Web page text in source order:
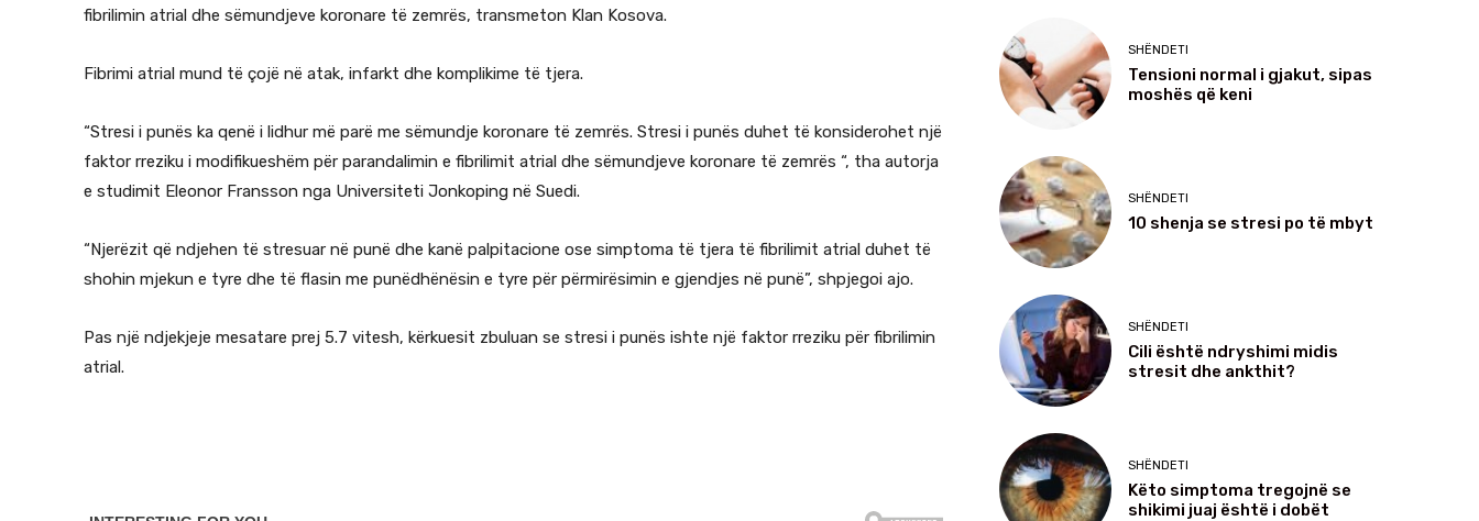
fibrilimin atrial dhe sëmundjeve koronare të zemrës, transmeton Klan Kosova.
Fibrimi atrial mund të çojë në atak, infarkt dhe komplikime të tjera.
“Stresi i punës ka qenë i lidhur më parë me sëmundje koronare të zemrës. Stresi i punës duhet të konsiderohet një
faktor rreziku i modifikueshëm për parandalimin e fibrilimit atrial dhe sëmundjeve koronare të zemrës “, tha autorja
e studimit Eleonor Fransson nga Universiteti Jonkoping në Suedi.
“Njerëzit që ndjehen të stresuar në punë dhe kanë palpitacione ose simptoma të tjera të fibrilimit atrial duhet të
shohin mjekun e tyre dhe të flasin me punëdhënësin e tyre për përmirësimin e gjendjes në punë”, shpjegoi ajo.
Pas një ndjekjeje mesatare prej 5.7 vitesh, kërkuesit zbuluan se stresi i punës ishte një faktor rreziku për fibrilimin
atrial.
SHËNDETI
Tensioni normal i gjakut, sipas
moshës që keni
SHËNDETI
10 shenja se stresi po të mbyt
SHËNDETI
Cili është ndryshimi midis
stresit dhe ankthit?
SHËNDETI
Këto simptoma tregojnë se
shikimi juaj është i dobët